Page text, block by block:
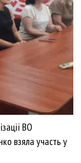
ВО
взяла участь у